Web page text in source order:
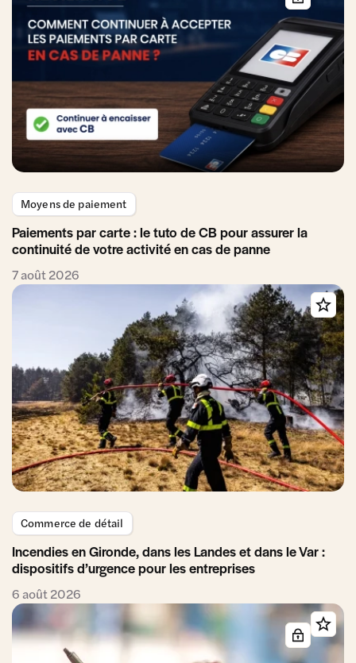
Moyens de paiement
Paiements par carte : le tuto de CB pour assurer la
continuité de votre activité en cas de panne
7 août 2026
Commerce de détail
Incendies en Gironde, dans les Landes et dans le Var :
dispositifs d’urgence pour les entreprises
6 août 2026